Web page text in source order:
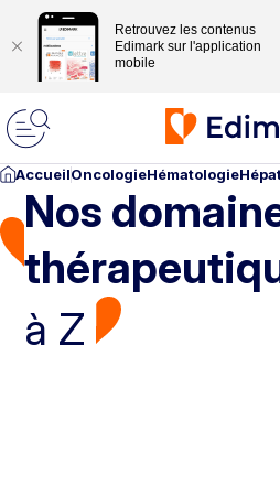
Retrouvez les contenus
Edimark sur l'application
mobile
AccueilOncologieHématologie
Nos
à Z